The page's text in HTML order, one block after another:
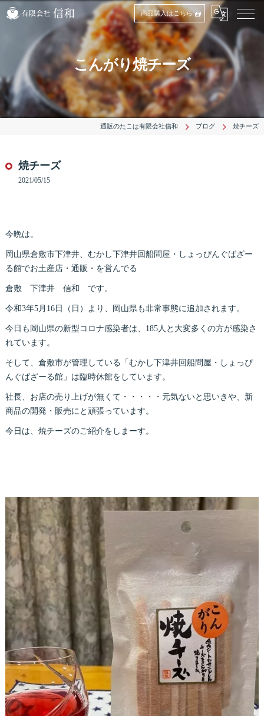
商品購入はこちら
こんがり焼チーズ
通販のたこは有限会社信和 ブログ 焼チーズ
焼チーズ
2021/05/15
今晩は。
岡山県倉敷市下津井、むかし下津井回船問屋・しょっぴんぐばざー
る館でお土産店・通販・を営んでる
倉敷 下津井 信和 です。
令和3年5月16日（日）より、岡山県も非常事態に追加されます。
今日も岡山県の新型コロナ感染者は、185人と大変多くの方が感染さ
れています。
そして、倉敷市が管理している「むかし下津井回船問屋・しょっぴ
んぐばざーる館」は臨時休館をしています。
社長、お店の売り上げが無くて・・・・・元気ないと思いきや、新
商品の開発・販売にと頑張っています。
今日は、焼チーズのご紹介をしまーす。